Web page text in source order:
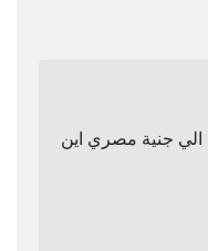
الي جنية مصري اين